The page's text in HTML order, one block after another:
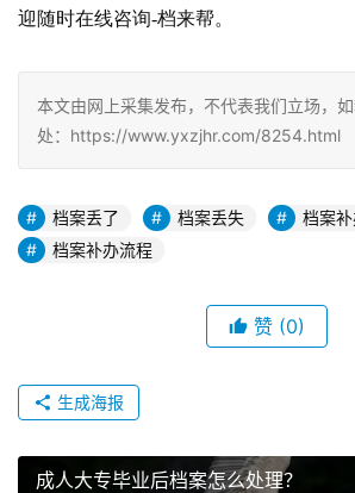
迎随时在线咨询-档来帮。
本文由网上采集发布，不代表我们立场，
处：https://www.yxzjhr.com/8254.html
档案丢了 档案丢失
档案
档案补办流程
赞 (0)
生成海报
成人大专毕业后档案怎么处理？